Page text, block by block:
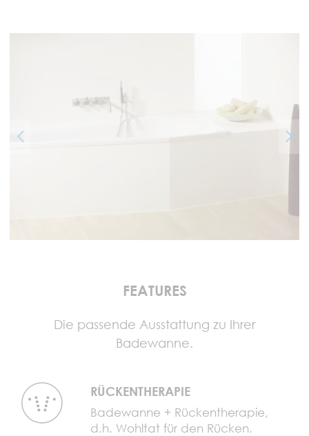
FEATURES
Die passende Ausstattung zu Ihrer
Badewanne.
RÜCKENTHERAPIE
Badewanne + Rückentherapie,
d.h. Wohltat für den Rücken.